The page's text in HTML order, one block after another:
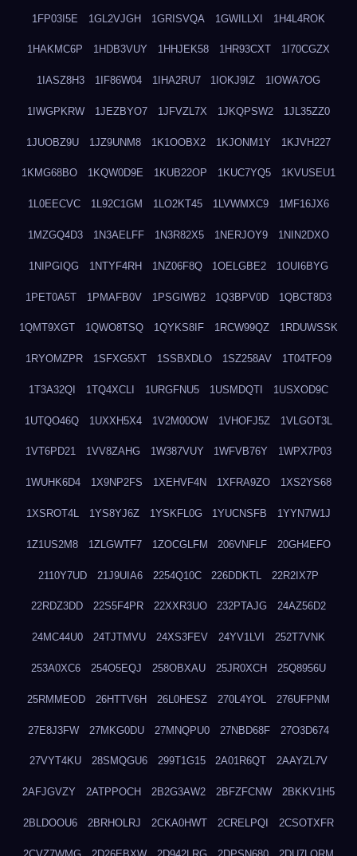
1FP03I5E 1GL2VJGH 1GRISVQA 1GWILLXI 1H4L4ROK
1HAKMC6P 1HDB3VUY 1HHJEK58 1HR93CXT 1I70CGZX
1IASZ8H3 1IF86W04 1IHA2RU7 1IOKJ9IZ 1IOWA7OG
1IWGPKRW 1JEZBYO7 1JFVZL7X 1JKQPSW2 1JL35ZZ0
1JUOBZ9U 1JZ9UNM8 1K1OOBX2 1KJONM1Y 1KJVH227
1KMG68BO 1KQW0D9E 1KUB22OP 1KUC7YQ5 1KVUSEU1
1L0EECVC 1L92C1GM 1LO2KT45 1LVWMXC9 1MF16JX6
1MZGQ4D3 1N3AELFF 1N3R82X5 1NERJOY9 1NIN2DXO
1NIPGIQG 1NTYF4RH 1NZ06F8Q 1OELGBE2 1OUI6BYG
1PET0A5T 1PMAFB0V 1PSGIWB2 1Q3BPV0D 1QBCT8D3
1QMT9XGT 1QWO8TSQ 1QYKS8IF 1RCW99QZ 1RDUWSSK
1RYOMZPR 1SFXG5XT 1SSBXDLO 1SZ258AV 1T04TFO9
1T3A32QI 1TQ4XCLI 1URGFNU5 1USMDQTI 1USXOD9C
1UTQO46Q 1UXXH5X4 1V2M00OW 1VHOFJ5Z 1VLGOT3L
1VT6PD21 1VV8ZAHG 1W387VUY 1WFVB76Y 1WPX7P03
1WUHK6D4 1X9NP2FS 1XEHVF4N 1XFRA9ZO 1XS2YS68
1XSROT4L 1YS8YJ6Z 1YSKFL0G 1YUCNSFB 1YYN7W1J
1Z1US2M8 1ZLGWTF7 1ZOCGLFM 206VNFLF 20GH4EFO
2110Y7UD 21J9UIA6 2254Q10C 226DDKTL 22R2IX7P
22RDZ3DD 22S5F4PR 22XXR3UO 232PTAJG 24AZ56D2
24MC44U0 24TJTMVU 24XS3FEV 24YV1LVI 252T7VNK
253A0XC6 254O5EQJ 258OBXAU 25JR0XCH 25Q8956U
25RMMEOD 26HTTV6H 26L0HESZ 270L4YOL 276UFPNM
27E8J3FW 27MKG0DU 27MNQPU0 27NBD68F 27O3D674
27VYT4KU 28SMQGU6 299T1G15 2A01R6QT 2AAYZL7V
2AFJGVZY 2ATPPOCH 2B2G3AW2 2BFZFCNW 2BKKV1H5
2BLDOOU6 2BRHOLRJ 2CKA0HWT 2CRELPQI 2CSOTXFR